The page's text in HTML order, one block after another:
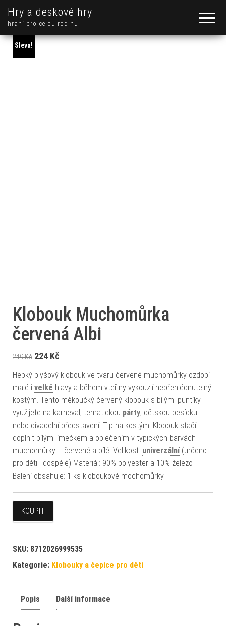
Hry a deskové hry
hraní pro celou rodinu
Sleva!
Klobouk Muchomůrka
červená Albi
249Kč Původní cena byla: 249 Kč.
224 Kč
Hebký plyšový klobouk ve tvaru červené muchomůrky ozdobí
malé i velké hlavy a během vteřiny vykouzlí nepřehlédnutelný
kostým. Tento měkoučký červený klobouk s bílými puntíky
využijete na karneval, tematickou párty, dětskou besídku
nebo divadelní představení. Tip na kostým: Klobouk stačí
doplnit bílým límečkem a oblečením v typických barvách
muchomůrky – červené a bílé. Velikost: univerzální(určeno
pro děti i dospělé) Materiál: 90% polyester a 10% železo
Balení obsahuje: 1 ks kloboukové mochomůrky
KOUPIT
SKU: 8712026999535
Kategorie: Klobouky a čepice pro děti
Popis Další informace